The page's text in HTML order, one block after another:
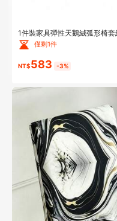
1件裝家具彈性天鵝絨弧形椅
簡約無飾，適用於臥室、客廳
僅剩1件
NT$583 -3%